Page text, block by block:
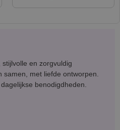
en zorgvuldig
met liefde ontworpen.
benodigdheden.